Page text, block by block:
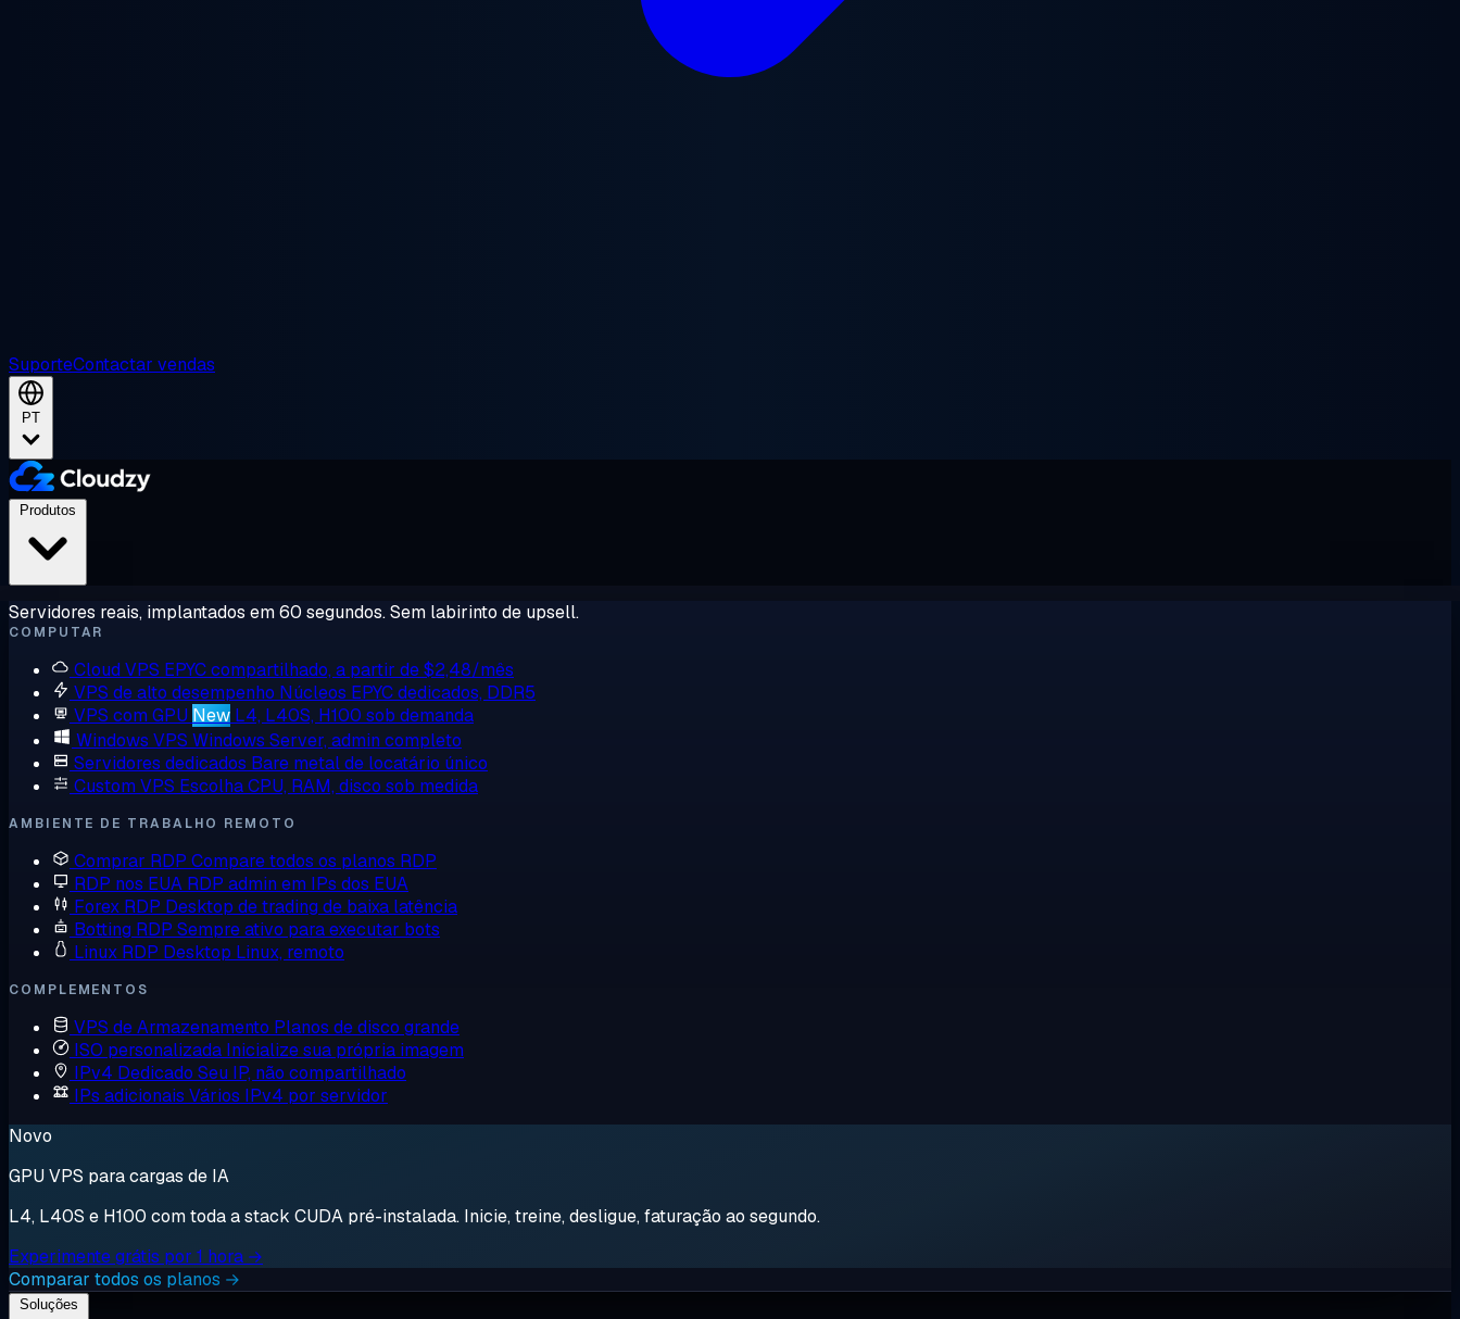
SuporteContactar vendas
PT
Servidores reais, implantados em 60 segundos. Sem labirinto de upsell.
COMPUTAR
Cloud VPS EPYC compartilhado, a partir de $2,48/mês
VPS de alto desempenho Núcleos EPYC dedicados, DDR5
VPS com GPU New L4, L40S, H100 sob demanda
Windows VPS Windows Server, admin completo
Servidores dedicados Bare metal de locatário único
Custom VPS Escolha CPU, RAM, disco sob medida
AMBIENTE DE TRABALHO REMOTO
Comprar RDP Compare todos os planos RDP
RDP nos EUA RDP admin em IPs dos EUA
Forex RDP Desktop de trading de baixa latência
Botting RDP Sempre ativo para executar bots
Linux RDP Desktop Linux, remoto
COMPLEMENTOS
VPS de Armazenamento Planos de disco grande
ISO personalizada Inicialize sua própria imagem
IPv4 Dedicado Seu IP, não compartilhado
IPs adicionais Vários IPv4 por servidor
Novo
GPU VPS para cargas de IA
L4, L40S e H100 com toda a stack CUDA pré-instalada. Inicie, treine, desligue, faturação ao segundo.
Experimente grátis por 1 hora →
Comparar todos os planos →